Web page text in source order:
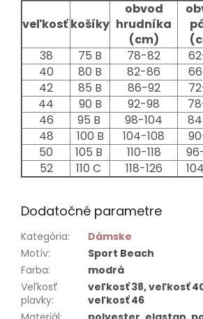
veľkosťkošíky
obvod
hrudníka
(cm)
38
75 B 78-82
40
80 B 82-86
42
85 B 86-92
44
90 B 92-98
46
95 B 98-104
48
100 B 104-108
50
105 B 110-118
52
110 C 118-126
Dodatočné parametre
Kategória:
Dámske
Motív:
Sport Beach
Farba:
modrá
Veľkosť
plavky:
veľkosť 38, veľkosť
veľkosť 46